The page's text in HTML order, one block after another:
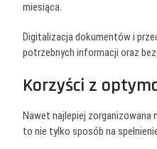
miesiąca.
Digitalizacja dokumentów i
potrzebnych informacji oraz
Korzyści z
Nawet najlepiej zorganizowana
to nie tylko sposób na